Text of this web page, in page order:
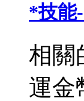
*技能
相關
運金